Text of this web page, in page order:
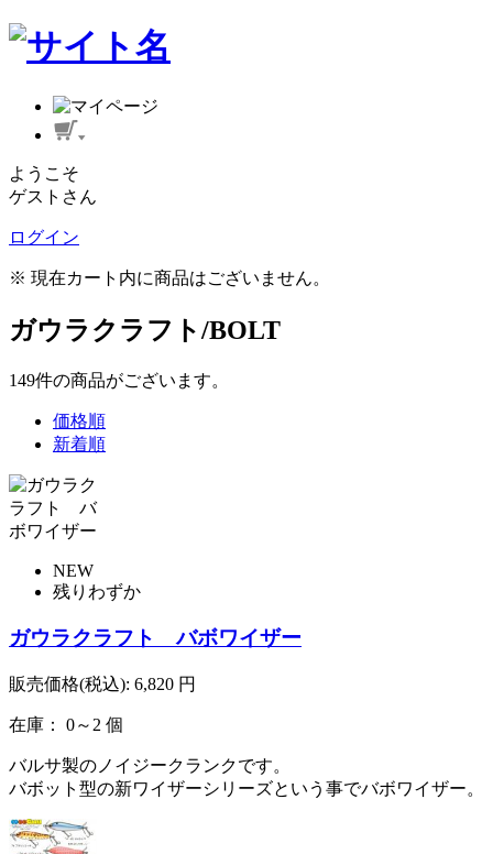
ようこそ
ゲストさん
ログイン
※ 現在カート内に商品はございません。
ガウラクラフト/BOLT
149件の商品がございます。
価格順
新着順
NEW
残りわずか
ガウラクラフト バボワイザー
販売価格(税込): 6,820 円
在庫： 0～2 個
バルサ製のノイジークランクです。
バボット型の新ワイザーシリーズという事でバボワイザー。